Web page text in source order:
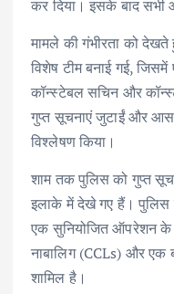
कर दिया। इसके बाद सभी
मामले की गंभीरता को
विशेष टीम बनाई गई,
कॉन्स्टेबल सचिन और
गुप्त सूचनाएं जुटाईं और
विश्लेषण किया।
शाम तक पुलिस को गुप्त
इलाके में देखे गए हैं। पुलिस
एक सुनियोजित ऑपरेशन के
नाबालिग (CCLs) और एक
शामिल है।